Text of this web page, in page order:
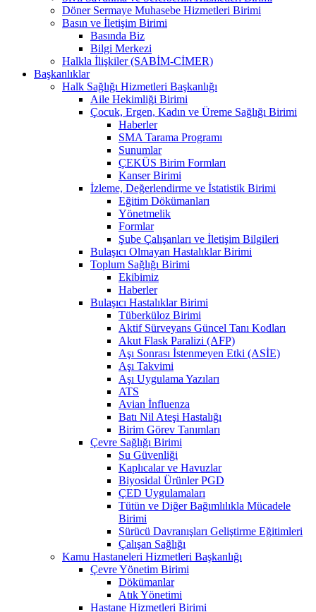
Döner Sermaye Muhasebe Hizmetleri Birimi
Basın ve İletişim Birimi
Basında Biz
Bilgi Merkezi
Halkla İlişkiler (SABİM-CİMER)
Başkanlıklar
Halk Sağlığı Hizmetleri Başkanlığı
Aile Hekimliği Birimi
Çocuk, Ergen, Kadın ve Üreme Sağlığı Birimi
Haberler
SMA Tarama Programı
Sunumlar
ÇEKÜS Birim Formları
Kanser Birimi
İzleme, Değerlendirme ve İstatistik Birimi
Eğitim Dökümanları
Yönetmelik
Formlar
Şube Çalışanları ve İletişim Bilgileri
Bulaşıcı Olmayan Hastalıklar Birimi
Toplum Sağlığı Birimi
Ekibimiz
Haberler
Bulaşıcı Hastalıklar Birimi
Tüberküloz Birimi
Aktif Sürveyans Güncel Tanı Kodları
Akut Flask Paralizi (AFP)
Aşı Sonrası İstenmeyen Etki (ASİE)
Aşı Takvimi
Aşı Uygulama Yazıları
ATS
Avian İnfluenza
Batı Nil Ateşi Hastalığı
Birim Görev Tanımları
Çevre Sağlığı Birimi
Su Güvenliği
Kaplıcalar ve Havuzlar
Biyosidal Ürünler PGD
ÇED Uygulamaları
Tütün ve Diğer Bağımlılıkla Mücadele
Birimi
Sürücü Davranışları Geliştirme Eğitimleri
Çalışan Sağlığı
Kamu Hastaneleri Hizmetleri Başkanlığı
Çevre Yönetim Birimi
Dökümanlar
Atık Yönetimi
Hastane Hizmetleri Birimi